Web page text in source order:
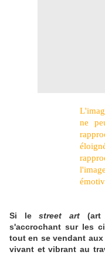
ne
Si lestreet art(art
s'accrochant sur les
tout en se vendant
vivant et vibrant au